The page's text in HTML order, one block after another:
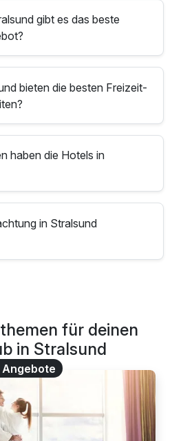
gibt es das beste
bieten die besten Freizeit-
haben die Hotels in
in Stralsund
für deinen
in Stralsund
Angebote